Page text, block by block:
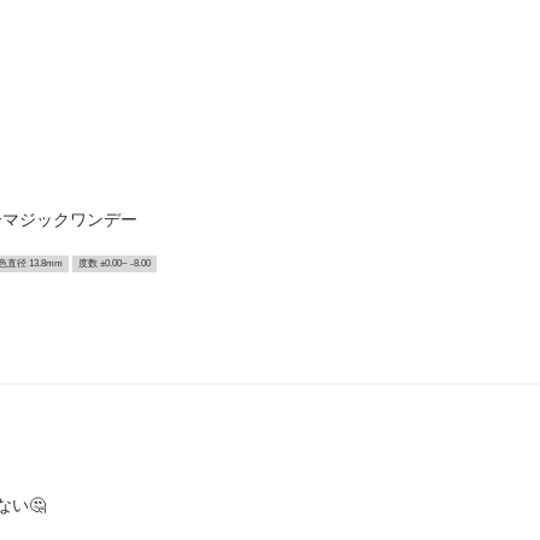
ジックワンデー
直径 13.8mm 度数 ±0.00~ -8.00
い🤔